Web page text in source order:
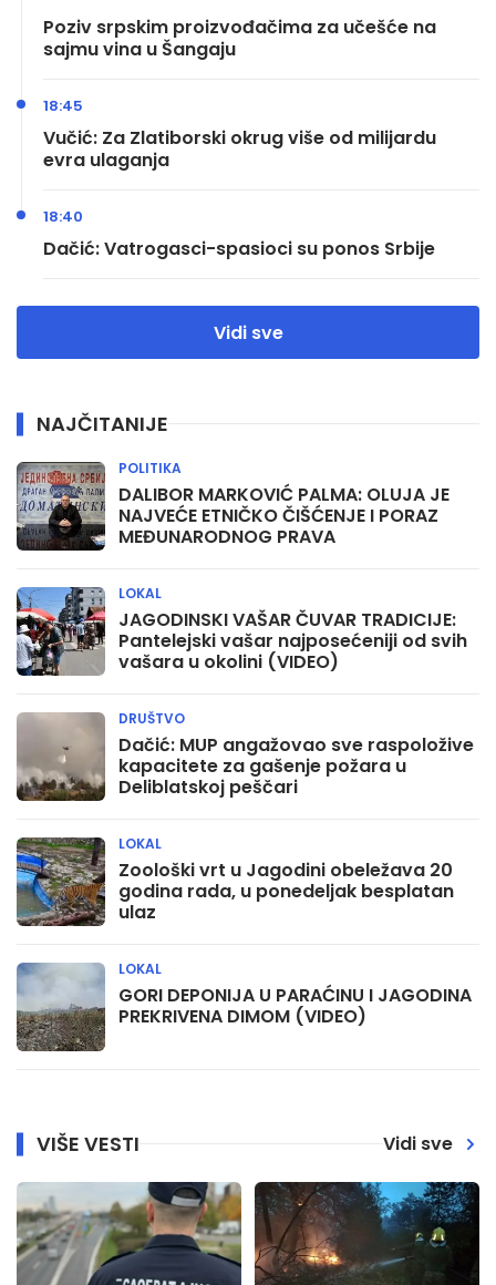
Poziv srpskim proizvođačima za učešće na
sajmu vina u Šangaju
Vučić: Za Zlatiborski okrug više od milijardu
evra ulaganja
18:45
Dačić: Vatrogasci-spasioci su ponos Srbije
18:40
Vidi sve
NAJČITANIJE
DALIBOR MARKOVIĆ PALMA: OLUJA JE
NAJVEĆE ETNIČKO ČIŠĆENJE I PORAZ
MEĐUNARODNOG PRAVA
POLITIKA
JAGODINSKI VAŠAR ČUVAR TRADICIJE:
Pantelejski vašar najposećeniji od svih
vašara u okolini (VIDEO)
LOKAL
Dačić: MUP angažovao sve raspoložive
kapacitete za gašenje požara u
Deliblatskoj peščari
DRUŠTVO
Zoološki vrt u Jagodini obeležava 20
godina rada, u ponedeljak besplatan
ulaz
LOKAL
GORI DEPONIJA U PARAĆINU I JAGODINA
PREKRIVENA DIMOM (VIDEO)
LOKAL
VIŠE VESTI Vidi sve